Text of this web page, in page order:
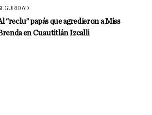
“reclu” papás que agredieron a Miss
en Cuautitlán Izcalli